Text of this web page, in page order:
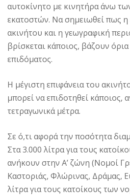
αυτοκίνητο με κινητήρα άνω
εκατοστών. Να σημειωθεί πως η
ακινήτου και η γεωγραφική
βρίσκεται κάποιος, βάζουν
επιδόματος.
Η μέγιστη επιφάνεια του
μπορεί να επιδοτηθεί κάποιος,
τετραγωνικά μέτρα.
Σε ό,τι αφορά την ποσότητα
Στα 3.000 λίτρα για τους
ανήκουν στην Α’ ζώνη (Νομοί
Καστοριάς, Φλώρινας, Δράμας,
λίτρα για τους κατοίκους των